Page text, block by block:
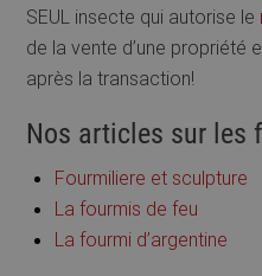
SEUL insecte qui autorise le
de la vente d’une propriété
après la transaction!
Nos articles sur les
Fourmiliere et sculpture
La fourmis de feu
La fourmi d’argentine